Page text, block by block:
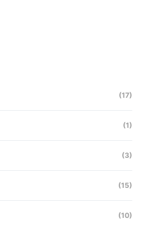
(17)
(1)
(3)
(15)
(10)